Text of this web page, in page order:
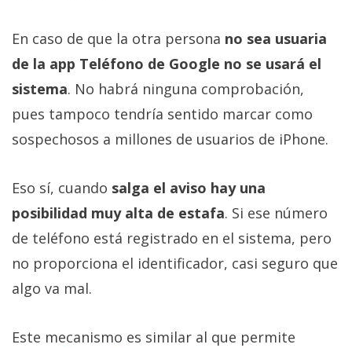
En caso de que la otra persona no sea usuaria
de la app Teléfono de Google no se usará el
sistema. No habrá ninguna comprobación,
pues tampoco tendría sentido marcar como
sospechosos a millones de usuarios de iPhone.
Eso sí, cuando salga el aviso hay una
posibilidad muy alta de estafa. Si ese número
de teléfono está registrado en el sistema, pero
no proporciona el identificador, casi seguro que
algo va mal.
Este mecanismo es similar al que permite